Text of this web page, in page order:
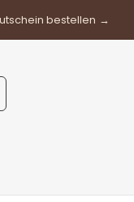
bestellen